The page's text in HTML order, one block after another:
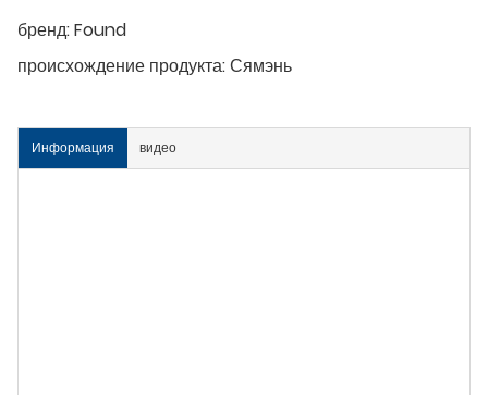
бренд:Found
происхождение продукта:Сямэнь
Информация видео